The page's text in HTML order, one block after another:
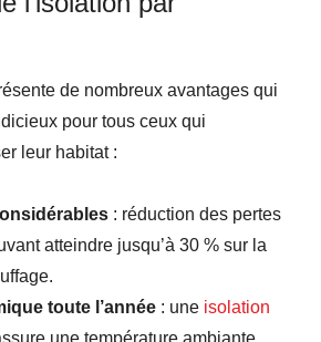
de nombreux avantages qui
pour tous ceux qui
leur habitat :
: réduction des pertes
atteindre jusqu’à 30 % sur la
toute l’année : une isolation
une température ambiante